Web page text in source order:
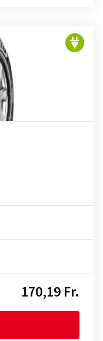
170,19 Fr.